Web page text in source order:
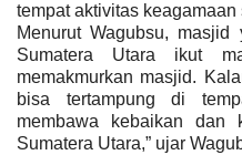
tempat aktivitas
Menurut Wagubsu,
Sumatera Utara ikut
memakmurkan masjid.
bisa tertampung di
membawa kebaikan dan
Sumatera Utara,” ujar